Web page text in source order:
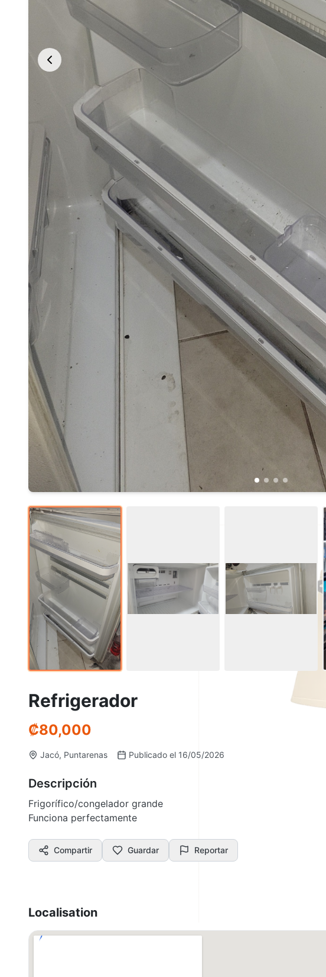
Refrigerador
₡80,000
Jacó, Puntarenas Publicado el 16/05/2026
Descripción
Frigorífico/congelador grande
Funciona perfectamente
Compartir Guardar Reportar
Localisation